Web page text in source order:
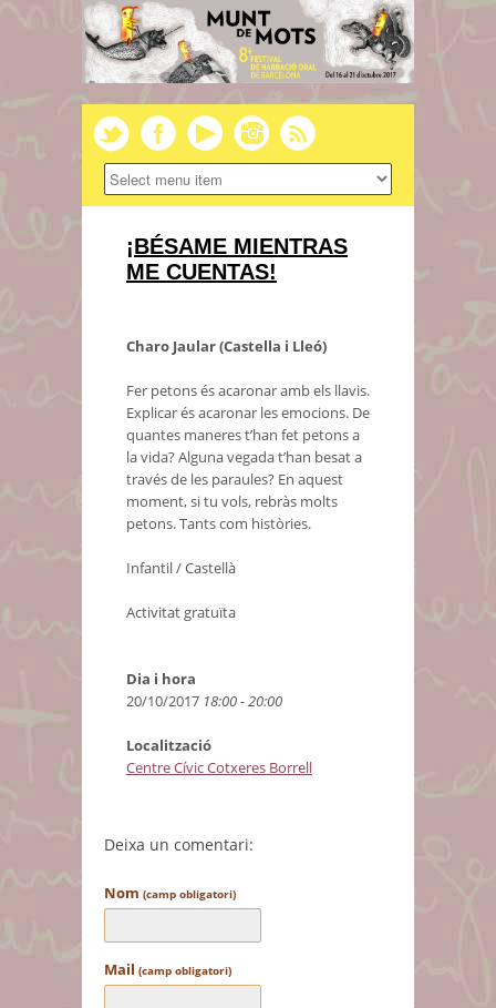
¡BÉSAME MIENTRAS
ME CUENTAS!
Charo Jaular (Castella i Lleó)
Fer petons és acaronar amb els llavis.
Explicar és acaronar les emocions. De
quantes maneres t’han fet petons a
la vida? Alguna vegada t’han besat a
través de les paraules? En aquest
moment, si tu vols, rebràs molts
petons. Tants com històries.
Infantil / Castellà
Activitat gratuïta
Dia i hora
20/10/2017 18:00 - 20:00
Localització
Centre Cívic Cotxeres Borrell
Deixa un comentari:
Nom (camp obligatori)
Mail (camp obligatori)